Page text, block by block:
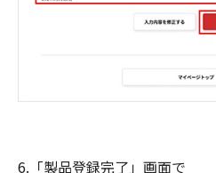
6.「製品登録完了」画面で